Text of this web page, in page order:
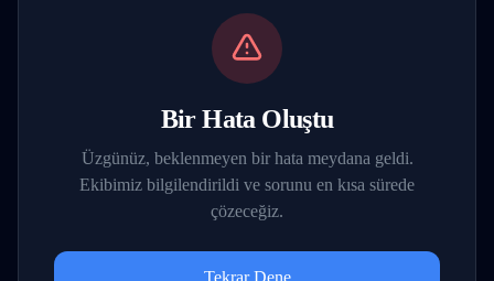
Bir Hata Oluştu
Üzgünüz, beklenmeyen bir hata meydana geldi.
Ekibimiz bilgilendirildi ve sorunu en kısa sürede
çözeceğiz.
Tekrar Dene